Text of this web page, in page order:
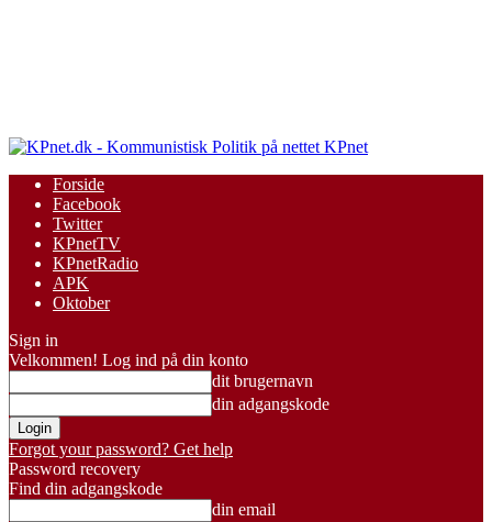
KPnet
Forside
Facebook
Twitter
KPnetTV
KPnetRadio
APK
Oktober
Sign in
Velkommen! Log ind på din konto
dit brugernavn
din adgangskode
Forgot your password? Get help
Password recovery
Find din adgangskode
din email